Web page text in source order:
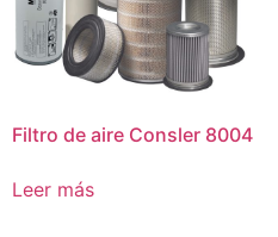
Filtro de aire Consler 8004
Leer más